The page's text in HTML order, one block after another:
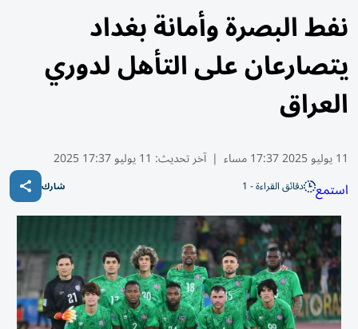
نفط البصرة وأمانة بغداد
يتصارعان على التأهل لدوري
العراق
11 يوليو 2025 17:37 مساء | آخر تحديث: 11 يوليو 17:37 2025
استمع دقائق القراءة - 1 شارك